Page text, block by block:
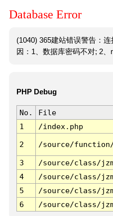
Database Error
(1040) 365建站错误警告：
因：1、数据库密码不对; 2、
PHP Debug
No. File
1
/index.php
2 /source/
3 /source/class/
4
/source/class/
5
/source/class/
6
/source/class/